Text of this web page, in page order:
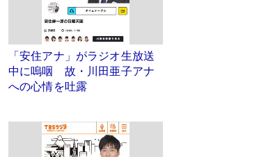
「安住アナ」がラジオ生放送
中に嗚咽 故・川田亜子アナ
への心情を吐露